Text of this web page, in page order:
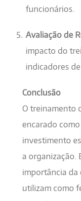
funcionários.
Avaliação de
impacto do
indicadores
Conclusão
O treinamento
encarado
investimento
a organização.
importância da
utilizam como